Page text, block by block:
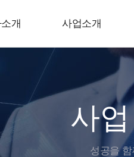
개 사업소개
사
성공을